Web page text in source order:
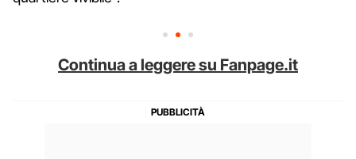
Continua a leggere su Fanpage.it